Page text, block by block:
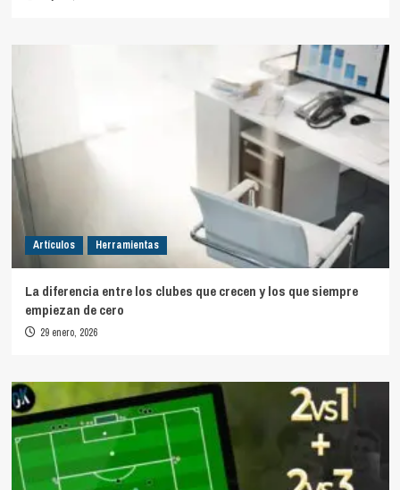
Artículos Herramientas
La diferencia entre los clubes que crecen y los que siempre
empiezan de cero
29 enero, 2026